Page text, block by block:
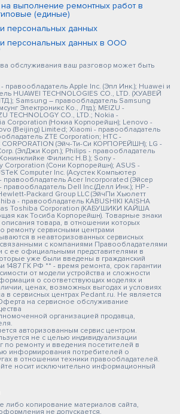
выполнение ремонтных работ в
(единые)
персональных данных
персональных данных в ООО
обслуживания ваш разговор может быть
правообладатель Apple Inc. (Эпл Инк.); Huawei и
HUAWEI TECHNOLOGIES CO., LTD. (ХУАВЕЙ
Samsung – правообладатель Samsung
Электроникс Ко., Лтд.); MEIZU -
TECHNOLOGY CO., LTD.; Nokia -
Corporation (Нокиа Корпорейшн); Lenovo -
(Beijing) Limited; Xiaomi - правообладатель
ZTE Corporation; HTC -
CORPORATION (Эйч-Ти-Си КОРПОРЕЙШН); LG -
(ЭлДжи Корп.); Philips - правообладатель
Филипс Н.В.); Sony -
Corporation (Сони Корпорейшн); ASUS -
Computer Inc. (Асустек Компьютер
правообладатель Acer Incorporated (Эйсер
правообладатель Dell Inc.(Делл Инк.); HP -
Packard Group LLC (ЭйчПи Хьюлетт
- правообладатель KABUSHIKI KAISHA
as Toshiba Corporation (КАБУШИКИ КАЙША
как Тосиба Корпорейшн). Товарные знаки
товара, в отношении которых
ремонту сервисными центрами
в неавторизованных сервисных
связанными с компаниями Правообладателями
с ее официальными представителями в
уже были введены в гражданский
1487 ГК РФ ** - время ремонта, срок гарантии
от модели устройства и сложности
о соответствующих моделях и
ценах, возможных выгодах и условиях
в сервисных центрах Pedant.ru. Не является
на сервисное обслуживание
организацией продавца,
авторизованным сервис центром.
не с целью индивидуализации
по ремонту и введения посетителей в
информирования потребителей о
в отношении техники правообладателей.
носит исключительно информационный
копирование материалов сайта,
не допускается.